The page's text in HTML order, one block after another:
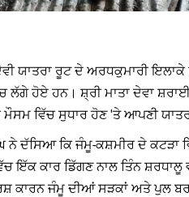
ਦੇਵੀ ਯਾਤਰਾ ਰੂਟ ਦੇ ਅਰਧਕੁਮਾਰੀ
ਲੱਗੇ ਹੋਏ ਹਨ। ਸ਼੍ਰੀ ਮਾਤਾ ਦੇਵਾ
ਮੌਸਮ ਵਿੱਚ ਸੁਧਾਰ ਹੋਣ 'ਤੇ ਆਪਣੀ
ਦੱਸਿਆ ਕਿ ਜੰਮੂ-ਕਸ਼ਮੀਰ ਦੇ ਕਟੜਾ
ਇੱਕ ਕਾਰ ਡਿੱਗਣ ਨਾਲ ਤਿੰਨ
ਕਾਰਨ ਜੰਮੂ ਦੀਆਂ ਸੜਕਾਂ ਅਤੇ ਪੁਲ